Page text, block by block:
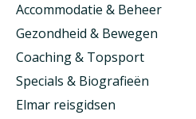
Accommodatie & Beheer
Gezondheid & Bewegen
Coaching & Topsport
Specials & Biografieën
Elmar reisgidsen